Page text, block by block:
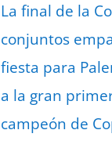
La final de la
conjuntos
fiesta para
a la gran
campeón de